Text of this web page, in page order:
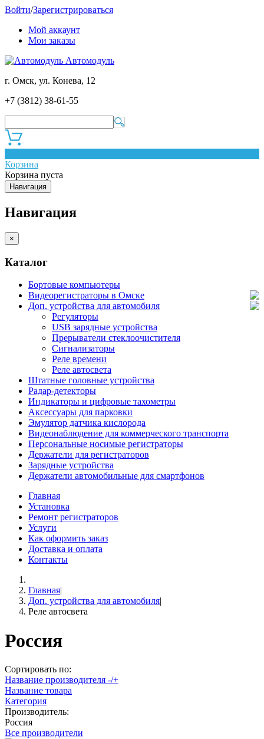
Войти/Зарегистрироваться
Мой аккаунт
Мои заказы
Автомодуль
г. Омск, ул. Конева, 12
+7 (3812) 38-61-55
Корзина
Корзина пуста
Навигация
Навигация
×
Каталог
Бортовые компьютеры
Видеорегистраторы в Омске
Доп. устройства для автомобиля
Регуляторы
USB зарядные устройства
Прерыватели стеклоочистителя
Сигнализаторы
Реле времени
Реле автосвета
Штатные головные устройства
Радар-детекторы
Индикаторы и цифровые тахометры
Аксессуары для парковки
Эмулятор датчика кислорода
Видеонаблюдение для коммерческого транспорта
Персональные носимые регистраторы
Держатели для регистраторов
Зарядные устройства
Держатели автомобильные для смартфонов
Главная
Установка
Ремонт регистраторов
Услуги
Как оформить заказ
Доставка и оплата
Контакты
Главная|
Доп. устройства для автомобиля|
Реле автосвета
Россия
Сортировать по:
Название производителя -/+
Название товара
Категория
Производитель:
Россия
Все производители